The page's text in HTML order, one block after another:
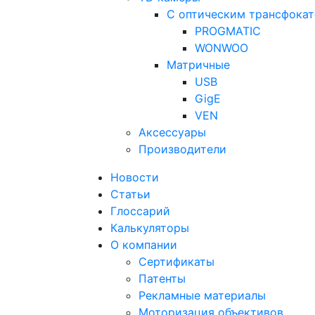
С оптическим
PROGMATIC
WONWOO
Матричные
USB
GigE
VEN
Аксессуары
Производители
Новости
Статьи
Глоссарий
Калькуляторы
О компании
Сертификаты
Патенты
Рекламные материалы
Моторизация объективов